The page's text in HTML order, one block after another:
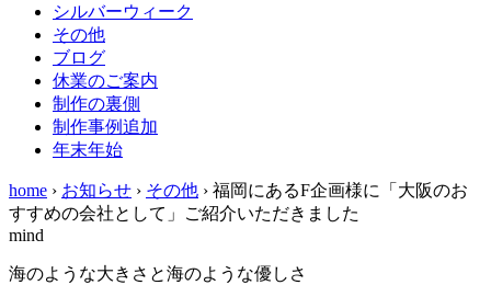
シルバーウィーク
その他
ブログ
休業のご案内
制作の裏側
制作事例追加
年末年始
home › お知らせ › その他 › 福岡にあるF企画様に「大阪のお
すすめの会社として」ご紹介いただきました
mind
海のような大きさと海のような優しさ